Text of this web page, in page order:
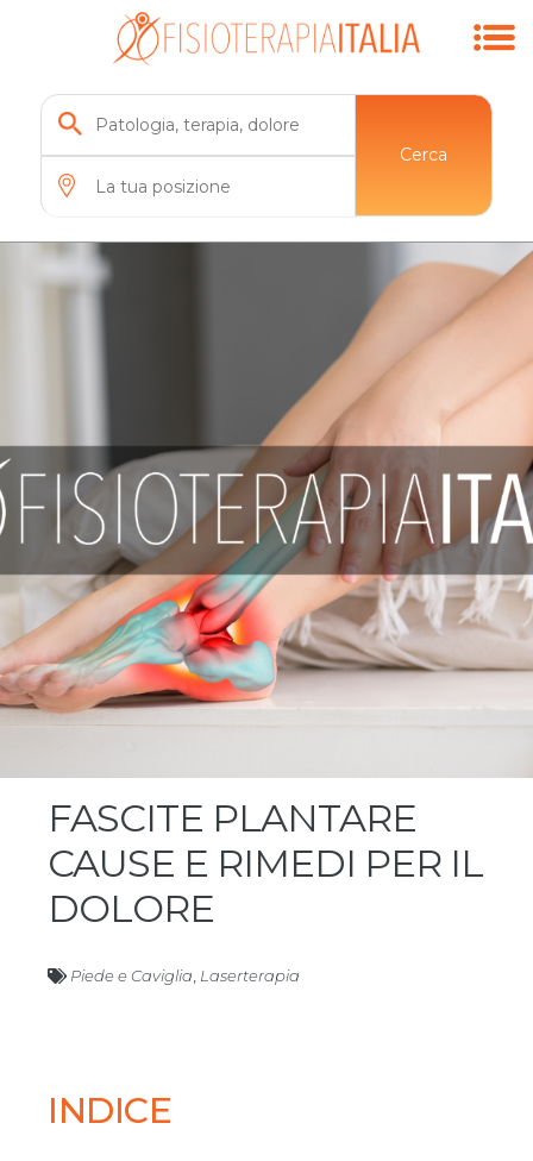
Cerca
FASCITE PLANTARE
CAUSE E RIMEDI PER IL
DOLORE
Piede e Caviglia Laserterapia
INDICE